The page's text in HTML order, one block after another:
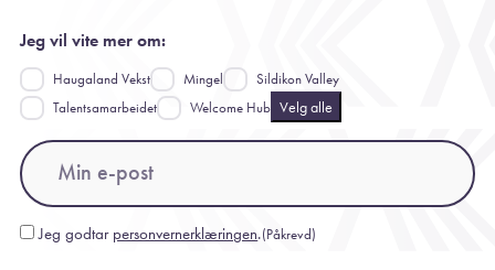
Jeg vil vite mer om:
Haugaland Vekst Mingel
Sildikon Valley
Talentsamarbeidet
Welcome Hub Velg alle
Email
Consent(Påkrevd)
Jeg godtar personvernerklæringen.(Påkrevd)